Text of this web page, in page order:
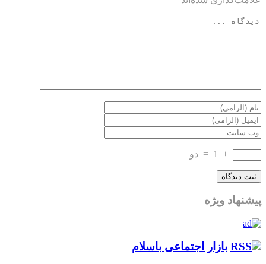
+
1
= دو
پیشنهاد ویژه
بازار اجتماعی باسلام